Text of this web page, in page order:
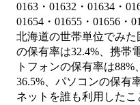
0163・01632・01634・
01654・01655・01656・
北海道の世帯単位でみ
の保有率は32.4%、携帯
トフォンの保有率は
36.5%、パソコンの保有
ネットを誰も利用したこ